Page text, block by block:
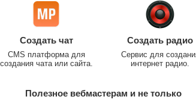
Создать чат
CMS платформа для
создания чата или сайта.
Создать радио
Сервис для
интернет радио.
Полезное вебмастерам и не только